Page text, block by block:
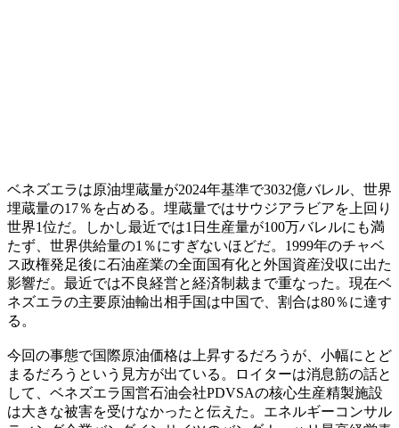
ベネズエラは原油埋蔵量が2024年基準で3032億バレル、世界
埋蔵量の17％を占める。埋蔵量ではサウジアラビアを上回り
世界1位だ。しかし最近では1日生産量が100万バレルにも満
たず、世界供給量の1％にすぎないほどだ。1999年のチャベ
ス政権発足後に石油産業の全面国有化と外国資産没収に出た
影響だ。最近では不良経営と経済制裁まで重なった。現在ベ
ネズエラの主要原油輸出相手国は中国で、割合は80％に達す
る。
今回の事態で国際原油価格は上昇するだろうが、小幅にとど
まるだろうという見方が出ている。ロイターは消息筋の話と
して、ベネズエラ国営石油会社PDVSAの核心生産精製施設
は大きな被害を受けなかったと伝えた。エネルギーコンサル